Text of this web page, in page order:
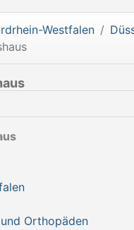
Westfalen
Orthopäden